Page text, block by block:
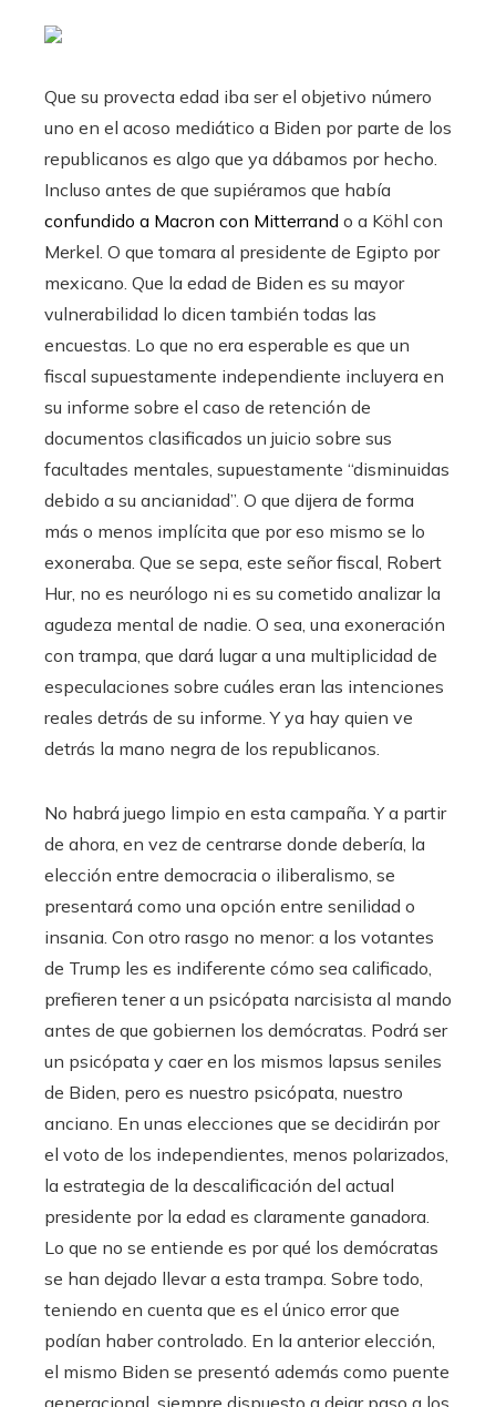
Que su provecta edad iba ser el objetivo número
uno en el acoso mediático a Biden por parte de los
republicanos es algo que ya dábamos por hecho.
Incluso antes de que supiéramos que había
confundido a Macron con Mitterrand o a Köhl con
Merkel. O que tomara al presidente de Egipto por
mexicano. Que la edad de Biden es su mayor
vulnerabilidad lo dicen también todas las
encuestas. Lo que no era esperable es que un
fiscal supuestamente independiente incluyera en
su informe sobre el caso de retención de
documentos clasificados un juicio sobre sus
facultades mentales, supuestamente “disminuidas
debido a su ancianidad”. O que dijera de forma
más o menos implícita que por eso mismo se lo
exoneraba. Que se sepa, este señor fiscal, Robert
Hur, no es neurólogo ni es su cometido analizar la
agudeza mental de nadie. O sea, una exoneración
con trampa, que dará lugar a una multiplicidad de
especulaciones sobre cuáles eran las intenciones
reales detrás de su informe. Y ya hay quien ve
detrás la mano negra de los republicanos.
No habrá juego limpio en esta campaña. Y a partir
de ahora, en vez de centrarse donde debería, la
elección entre democracia o iliberalismo, se
presentará como una opción entre senilidad o
insania. Con otro rasgo no menor: a los votantes
de Trump les es indiferente cómo sea calificado,
prefieren tener a un psicópata narcisista al mando
antes de que gobiernen los demócratas. Podrá ser
un psicópata y caer en los mismos lapsus seniles
de Biden, pero es nuestro psicópata, nuestro
anciano. En unas elecciones que se decidirán por
el voto de los independientes, menos polarizados,
la estrategia de la descalificación del actual
presidente por la edad es claramente ganadora.
Lo que no se entiende es por qué los demócratas
se han dejado llevar a esta trampa. Sobre todo,
teniendo en cuenta que es el único error que
podían haber controlado. En la anterior elección,
el mismo Biden se presentó además como puente